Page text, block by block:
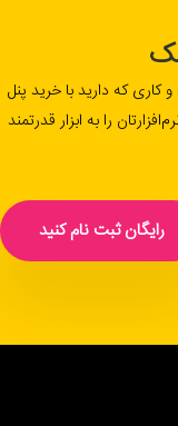
که دارید با خرید پنل
را به ابزار قدرتمند
رایگان ثبت نام کنید